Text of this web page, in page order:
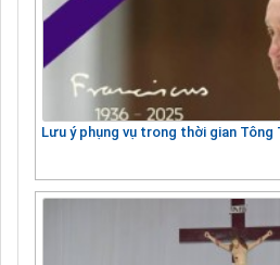
Lưu ý phụng vụ trong thời gian